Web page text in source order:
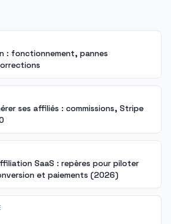
: fonctionnement, pannes
ses affiliés : commissions, Stripe
SaaS : repères pour piloter
et paiements (2026)